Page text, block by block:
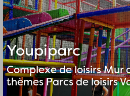
Youpiparc
Complexe de loisirsMur
thèmes Parcs de loisirs